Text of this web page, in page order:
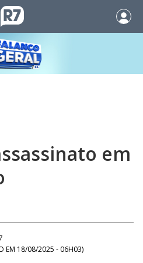
em
EM 18/08/2025 - 06H03)